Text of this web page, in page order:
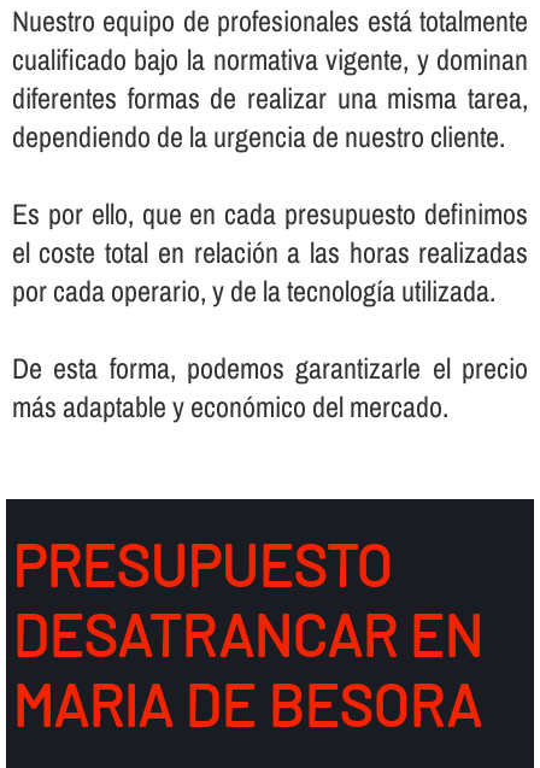
Nuestro equipo de profesionales está totalmente
cualificado bajo la normativa vigente, y dominan
diferentes formas de realizar una misma tarea,
dependiendo de la urgencia de nuestro cliente.
Es por ello, que en cada presupuesto definimos
el coste total en relación a las horas realizadas
por cada operario, y de la tecnologí­a utilizada.
De esta forma, podemos garantizarle el precio
más adaptable y económico del mercado.
PRESUPUESTO
DESATRANCAR EN
MARIA DE BESORA